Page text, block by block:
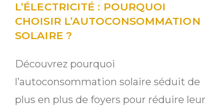
L’ÉLECTRICITÉ : POURQUOI
CHOISIR L’AUTOCONSOMMATION
SOLAIRE ?
Découvrez pourquoi
l’autoconsommation solaire séduit de
plus en plus de foyers pour réduire leur